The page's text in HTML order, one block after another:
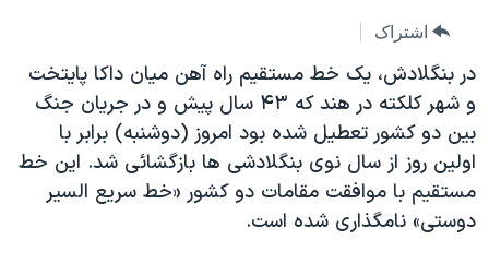
صفحه
اصلی
جهش
به
جستجو
آمریکا
جهان
ورزشی
گزیده‌ها
ویژه برنامه‌ها
ویدیوها
جدول برنامه ها
صفحه‌های ویژه
جام جهانی ۲۰۲۶
عملیات خشم حماسی
۲۵۰سالگی آمریکا
بایگانی برنامه‌های تلویزیونی
فرکانس‌های صدای آمریکا
پخش رادیویی
یادگیری زبان انگلیسی
اشتراک
در بنگلادش، يک خط مستقيم راه آهن ميان داکا پايتخت
و شهر کلکته در هند که ۴۳ سال پيش و در جريان جنگ
بين دو کشور تعطيل شده بود امروز (دوشنبه) برابر با
اولين روز از سال نوی بنگلادشی ها بازگشائی شد. اين خط
مستقيم با موافقت مقامات دو کشور «خط سريع السير
دوستی» نامگذاری شده است.